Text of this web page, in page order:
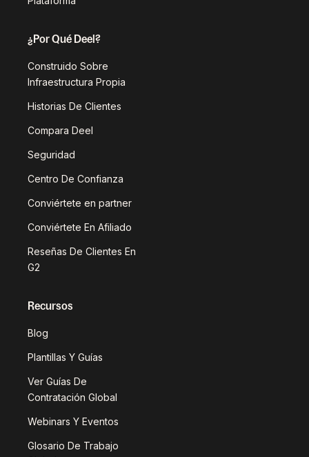
¿Por Qué Deel?
Construido Sobre
Infraestructura Propia
Historias De Clientes
Compara Deel
Seguridad
Centro De Confianza
Conviértete en partner
Conviértete En Afiliado
Reseñas De Clientes En
G2
Recursos
Blog
Plantillas Y Guías
Ver Guías De
Contratación Global
Webinars Y Eventos
Glosario De Trabajo